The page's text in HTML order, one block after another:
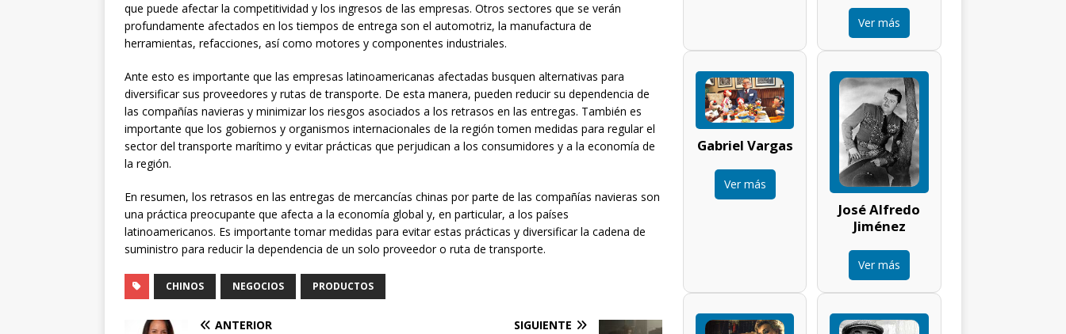
que puede afectar la competitividad y los ingresos de las empresas. Otros sectores que se verán
profundamente afectados en los tiempos de entrega son el automotriz, la manufactura de
herramientas, refacciones, así como motores y componentes industriales.
Ante esto es importante que las empresas latinoamericanas afectadas busquen alternativas para
diversificar sus proveedores y rutas de transporte. De esta manera, pueden reducir su dependencia de
las compañías navieras y minimizar los riesgos asociados a los retrasos en las entregas. También es
importante que los gobiernos y organismos internacionales de la región tomen medidas para regular el
sector del transporte marítimo y evitar prácticas que perjudican a los consumidores y a la economía de
la región.
En resumen, los retrasos en las entregas de mercancías chinas por parte de las compañías navieras son
una práctica preocupante que afecta a la economía global y, en particular, a los países
latinoamericanos. Es importante tomar medidas para evitar estas prácticas y diversificar la cadena de
suministro para reducir la dependencia de un solo proveedor o ruta de transporte.
CHINOS NEGOCIOS PRODUCTOS
ANTERIOR SIGUIENTE
Ver más
Gabriel Vargas
Ver más
José Alfredo
Jiménez
Ver más